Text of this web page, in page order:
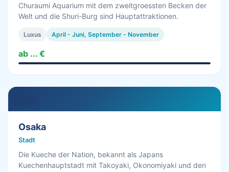
Churaumi Aquarium mit dem zweitgroessten Becken der
Welt und die Shuri-Burg sind Hauptattraktionen.
Luxus April - Juni, September - November
ab ... €
Osaka
Stadt
Die Kueche der Nation, bekannt als Japans
Kuechenhauptstadt mit Takoyaki, Okonomiyaki und den